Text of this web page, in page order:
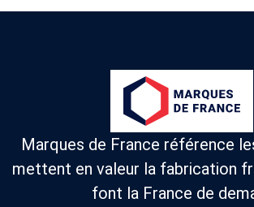
Marques de France référence
mettent en valeur la fabrication
font la France de